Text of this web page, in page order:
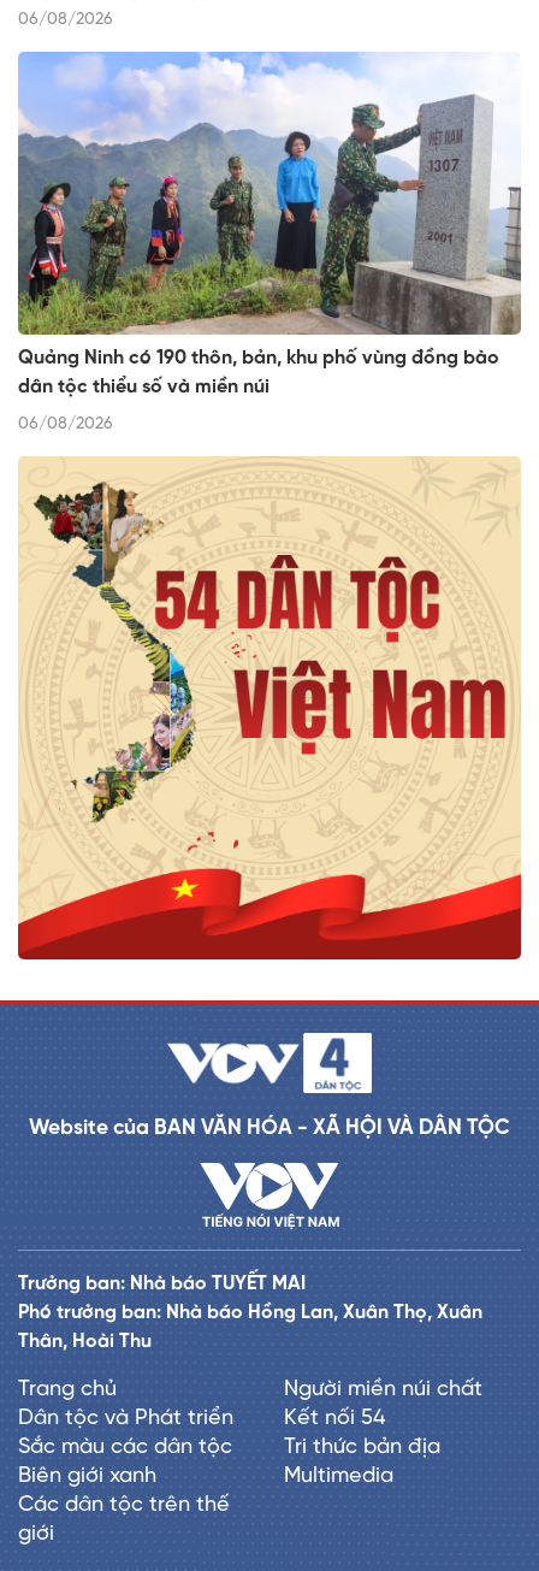
06/08/2026
Quảng Ninh có 190 thôn, bản, khu phố vùng đồng bào
dân tộc thiểu số và miền núi
06/08/2026
Website của BAN VĂN HÓA - XÃ HỘI VÀ DÂN TỘC
Trưởng ban: Nhà báo TUYẾT MAI
Phó trưởng ban: Nhà báo Hồng Lan, Xuân Thọ, Xuân
Thân, Hoài Thu
Trang chủ
Dân tộc và Phát triển
Sắc màu các dân tộc
Biên giới xanh
Các dân tộc trên thế
giới
Người miền núi chất
Kết nối 54
Tri thức bản địa
Multimedia